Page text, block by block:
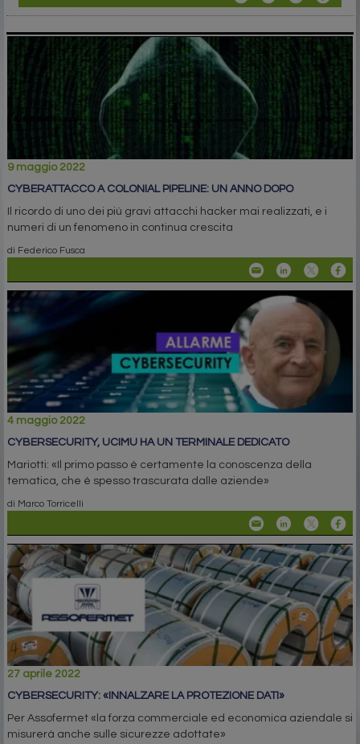
9 maggio 2022
CYBERATTACCO A COLONIAL PIPELINE: UN ANNO DOPO
Il ricordo di uno dei più gravi attacchi hacker mai realizzati, e i
numeri di un fenomeno in continua crescita
di Federico Fusca
4 maggio 2022
CYBERSECURITY, UCIMU HA UN TERMINALE DEDICATO
Mariotti: «Il primo passo è certamente la conoscenza della
tematica, che è spesso trascurata dalle aziende»
di Marco Torricelli
27 aprile 2022
CYBERSECURITY: «INNALZARE LA PROTEZIONE DATI»
Per Assofermet «la forza commerciale ed economica aziendale si
misurerà anche sulle sicurezze adottate»